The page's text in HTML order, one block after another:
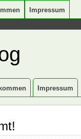
Impressum
Impressum